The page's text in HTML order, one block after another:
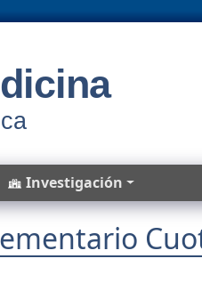
Investigación